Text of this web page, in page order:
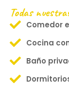
Todas
Comedor
Cocina
Baño